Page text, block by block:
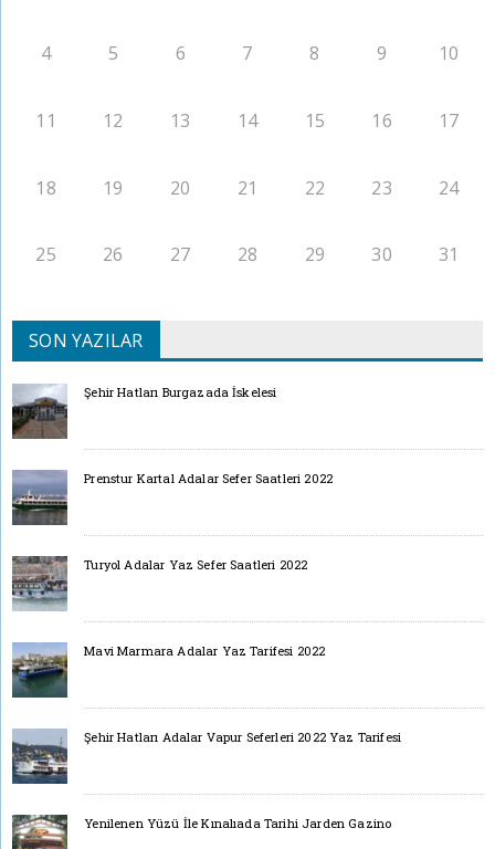
4 5 6 7 8 9 10
11 12 13 14 15 16 17
18 19 20 21 22 23 24
25 26 27 28 29 30 31
SON YAZILAR
Şehir Hatları Burgazada İskelesi
Prenstur Kartal Adalar Sefer Saatleri 2022
Turyol Adalar Yaz Sefer Saatleri 2022
Mavi Marmara Adalar Yaz Tarifesi 2022
Şehir Hatları Adalar Vapur Seferleri 2022 Yaz Tarifesi
Yenilenen Yüzü İle Kınalıada Tarihi Jarden Gazino